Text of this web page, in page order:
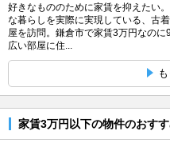
好きなもののために家賃を抑えたい
な暮らしを実際に実現している、古
屋を訪問。鎌倉市で家賃3万円なの
広い部屋に住...
家賃3万円以下の物件のおす